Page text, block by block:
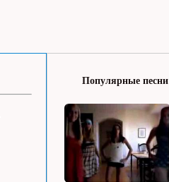
Популярные песни